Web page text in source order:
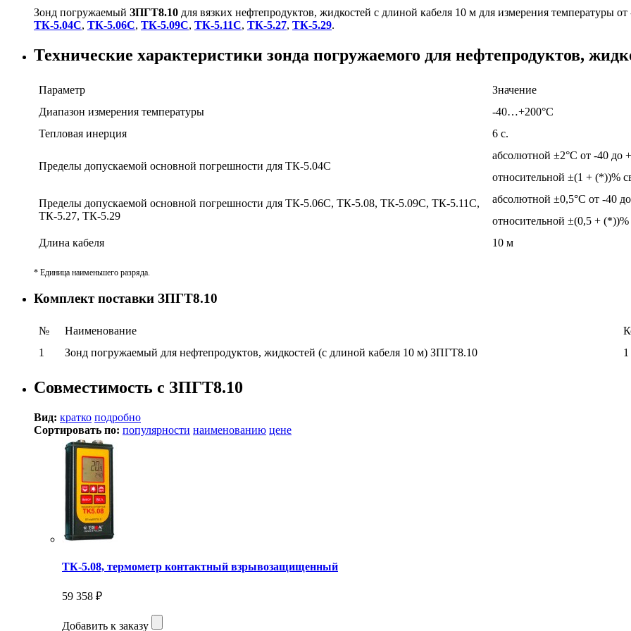
Зонд погружаемый ЗПГТ8.10 для вязких нефтепродуктов, жидкостей с длиной кабеля 10 м для измерения температуры
ТК-5.04С, ТК-5.06С, ТК-5.09С, ТК-5.11С, ТК-5.27, ТК-5.29.
Технические характеристики зонда погружаемого для нефтепродуктов,
Параметр
Значение
Диапазон измерения температуры
-40…+200°С
Тепловая инерция
6 с.
Пределы допускаемой основной погрешности для ТК-5.04С
абсолютной ±2°С от -40 до
относительной ±(1 + (*))%
Пределы допускаемой основной погрешности для ТК-5.06С, ТК-5.08, ТК-5.09С, ТК-5.11С,
ТК-5.27, ТК-5.29
абсолютной ±0,5°С от -40
относительной ±(0,5 +
Длина кабеля
10 м
* Единица наименьшего разряда.
Комплект поставки ЗПГТ8.10
№ Наименование
1
Зонд погружаемый для нефтепродуктов, жидкостей (с длиной кабеля 10 м) ЗПГТ8.10 1
Совместимость с ЗПГТ8.10
Вид: кратко подробно
Сортировать по: популярности наименованию цене
ТК-5.08, термометр контактный взрывозащищенный
59 358 ₽
Добавить к заказу